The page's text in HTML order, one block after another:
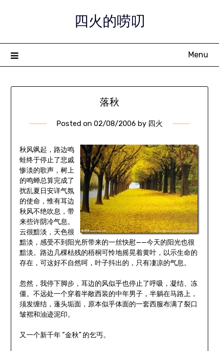
四火的唠叨
Menu
落秋
Posted on 02/08/2006 by 四火
秋风飒起，路边鸣
蛙终于停止了悲戚
惨淡的歌声，树上
的鸣蝉总算完成了
扰乱夏日安详气氛
的使命，惟有耳边
秋风不绝吹息，带
来些许阴冷气息。
云很黯淡，天色很
黯淡，感受不到阳光所带来的一丝快慰——今天的阳光也很
黯淡。路边几棵枯残的梧桐可怜地摇晃着黄叶，以示生命的
存在，可这好不自然呵，叶子抖出的，只有凄凉的气息。
忽然，我停下脚步，耳边的风似乎也停止了呼吸，凝结、冻
僵。不远处一个穿着半敞西装的中年男子，半躺在马路上，
须发缠结，蓬头垢面，原本似乎体面的一套西服布满了裂口
皱褶和油迹泥印。
又一个新千年 “金秋” 的乞丐。